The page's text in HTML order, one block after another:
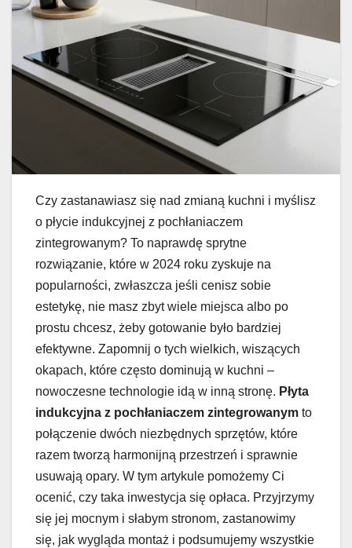
Czy zastanawiasz się nad zmianą kuchni i myślisz
o płycie indukcyjnej z pochłaniaczem
zintegrowanym? To naprawdę sprytne
rozwiązanie, które w 2024 roku zyskuje na
popularności, zwłaszcza jeśli cenisz sobie
estetykę, nie masz zbyt wiele miejsca albo po
prostu chcesz, żeby gotowanie było bardziej
efektywne. Zapomnij o tych wielkich, wiszących
okapach, które często dominują w kuchni –
nowoczesne technologie idą w inną stronę. Płyta
indukcyjna z pochłaniaczem zintegrowanym to
połączenie dwóch niezbędnych sprzętów, które
razem tworzą harmonijną przestrzeń i sprawnie
usuwają opary. W tym artykule pomożemy Ci
ocenić, czy taka inwestycja się opłaca. Przyjrzymy
się jej mocnym i słabym stronom, zastanowimy
się, jak wygląda montaż i podsumujemy wszystkie